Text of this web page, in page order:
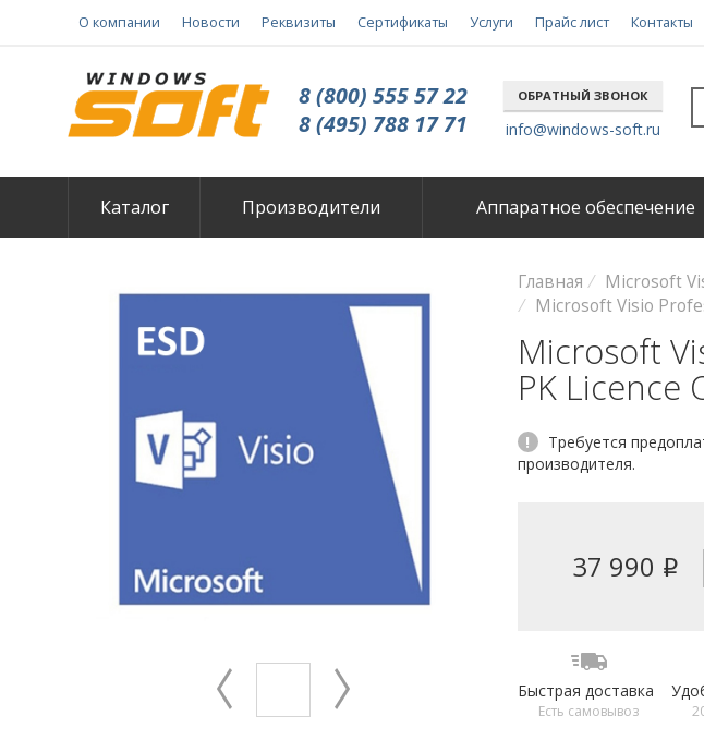
О компании Новости Реквизиты Сертификаты Услуги Прайс лист Контакты
8 (800) 555 57 22
8 (495) 788 17 71
ОБРАТНЫЙ ЗВОНОК
info@windows-soft.ru
Каталог Производители Аппаратное обеспечение
Главная
Microsoft
Microsoft Visio
Microsoft
PK Licence
!
Требуется
производителя.
37 990 i
Быстрая доставка
Есть самовывоз